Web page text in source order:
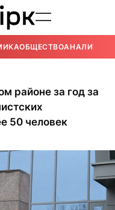
ОБЩЕСТВОАНАЛИТИКА
районе за год за
50 человек